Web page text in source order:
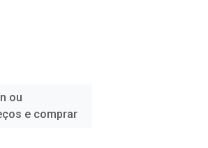
ou
e comprar